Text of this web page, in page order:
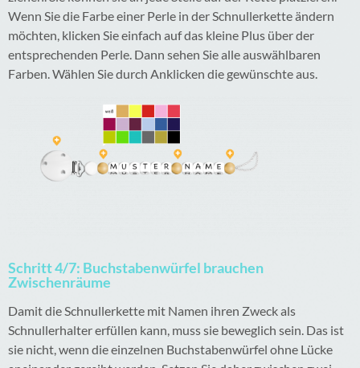
Wenn Sie die Farbe einer Perle in der Schnullerkette ändern
möchten, klicken Sie einfach auf das kleine Plus über der
entsprechenden Perle. Dann sehen Sie alle auswählbaren
Farben. Wählen Sie durch Anklicken die gewünschte aus.
Schritt 4/7: Buchstabenwürfel brauchen
Zwischenräume
Damit die Schnullerkette mit Namen ihren Zweck als
Schnullerhalter erfüllen kann, muss sie beweglich sein. Das ist
sie nicht, wenn die einzelnen Buchstabenwürfel ohne Lücke